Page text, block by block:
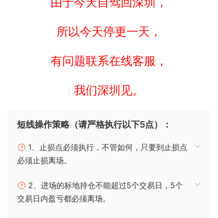
所以今天停更一天，
有问题联系在线客服，
我们深圳见。
短线操作策略（请严格执行以下5点）：
1、止损点必须执行，不管如何，只要到止损点
必须止损离场。
2、进场的标地持仓不能超过5个交易日，5个
交易日内盈亏都必须离场。